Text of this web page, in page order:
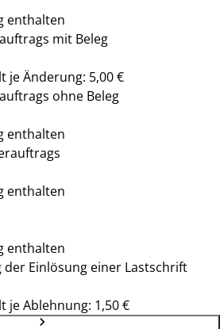
enthalten
mit Beleg
je Änderung: 5,00 €
ohne Beleg
enthalten
enthalten
enthalten
Einlösung einer Lastschrift
je Ablehnung: 1,50 €